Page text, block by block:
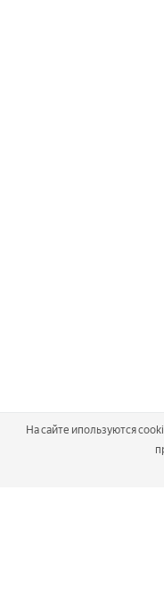
На сайте ипользуются